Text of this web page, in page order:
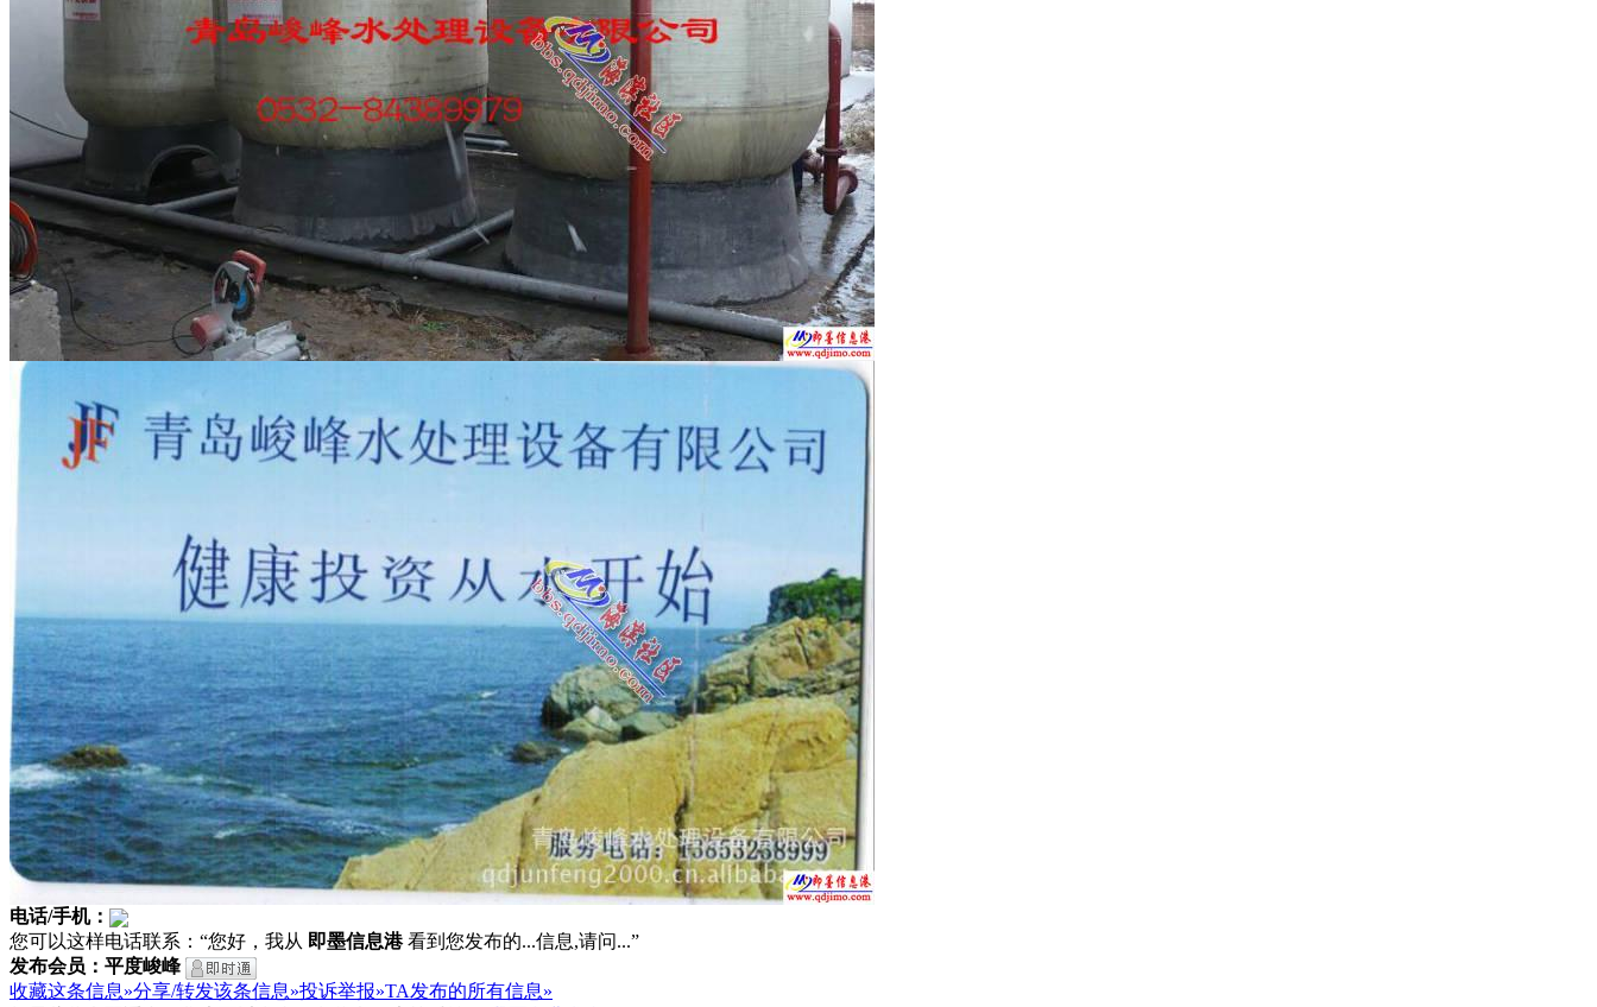
电话/手机：
您可以这样电话联系：“您好，我从 即墨信息港看到您发布的...信息,请问...”
发布会员：平度峻峰
收藏这条信息»分享/转发该条信息»投诉举报»TA发布的所有信息»